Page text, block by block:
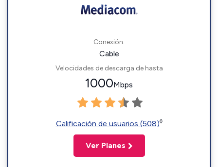
Conexión:
Cable
Velocidades de descarga de hasta
1000Mbps
Calificación de usuarios (508)◊
Ver Planes